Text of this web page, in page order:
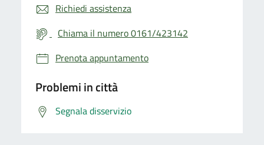
Richiedi assistenza
Chiama il numero 0161/423142
Prenota appuntamento
Problemi in città
Segnala disservizio